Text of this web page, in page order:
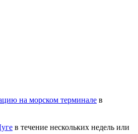
на морском терминале в
в течение нескольких недель или